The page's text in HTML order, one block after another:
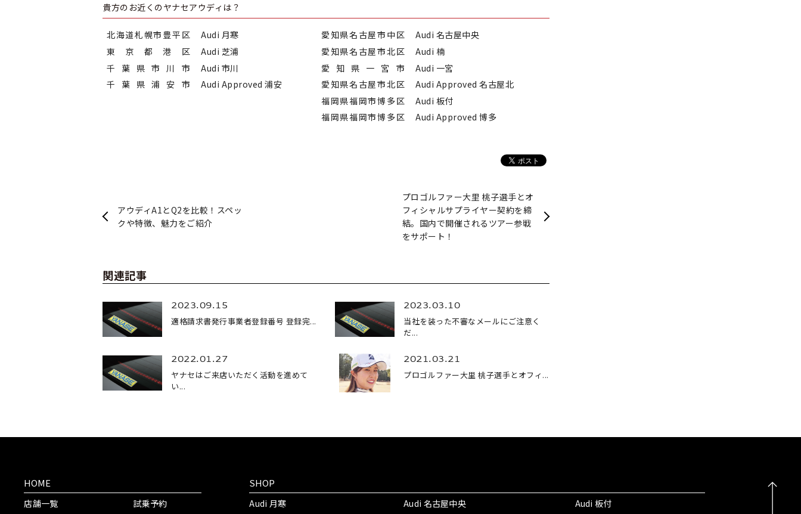
貴方のお近くのヤナセアウディは？
北海道札幌市豊平区
Audi 月寒
東京都港区
Audi 芝浦
千葉県市川市
Audi 市川
千葉県浦安市
Audi Approved 浦安
愛知県名古屋市中区
Audi 名古屋中央
愛知県名古屋市北区
Audi 楠
愛知県一宮市
Audi 一宮
愛知県名古屋市北区
Audi Approved 名古屋北
福岡県福岡市博多区
Audi 板付
福岡県福岡市博多区
Audi Approved 博多
アウディA1とQ2を比較！スペッ
クや特徴、魅力をご紹介
プロゴルファー大里 桃子選手とオ
フィシャルサプライヤー契約を締
結。国内で開催されるツアー参戦
をサポート！
関連記事
2023.09.15
適格請求書発行事業者登録番号 登録完...
2023.03.10
当社を装った不審なメールにご注意く
だ...
2022.01.27
ヤナセはご来店いただく活動を進めて
い...
2021.03.21
プロゴルファー大里 桃子選手とオフィ...
HOME
店舗一覧
試乗予約
SHOP
Audi 月寒
Audi 名古屋中央
Audi 板付